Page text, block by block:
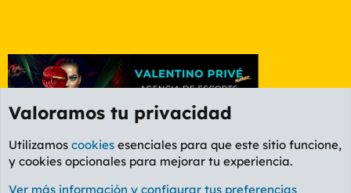
Foro Política
Valoramos tu privacidad
Utilizamos cookies esenciales para que este sitio funcione,
y cookies opcionales para mejorar tu experiencia.
Ver más información y configurar tus preferencias